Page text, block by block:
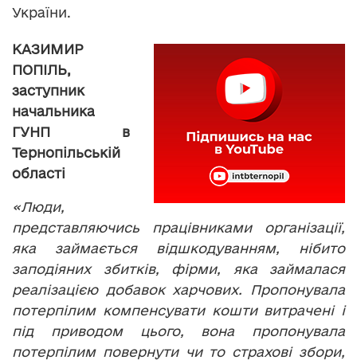
України.
КАЗИМИР
ПОПІЛЬ,
заступник
начальника
ГУНП в
Тернопільській
області
«Люди,
представляючись працівниками організації,
яка займається відшкодуванням, нібито
заподіяних збитків, фірми, яка займалася
реалізацією добавок харчових. Пропонувала
потерпілим компенсувати кошти витрачені і
під приводом цього, вона пропонувала
потерпілим повернути чи то страхові збори,